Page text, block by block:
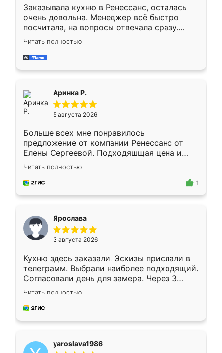
Заказывала кухню в Ренессанс, осталась
очень довольна. Менеджер всё быстро
посчитала, на вопросы отвечала сразу.
Замерщик приехал в субботу, подошёл к
делу со всей ответственностью. Собрали
за день, ребята работали аккуратно, даже
Читать полностью
Аринка Р.
5 августа 2026
Больше всех мне понравилось
предложение от компании Ренессанс от
Елены Сергеевой. Подходяшщая цена и
короткие сроки изготовления. Приехавший
для замера сотрудник Владислав
предложил по моему эскизу самый
Читать полностью
1
Ярослава
3 августа 2026
Кухню здесь заказали. Эскизы прислали в
телеграмм. Выбрали наиболее подходящий.
Согласовали день для замера. Через 3
недели кухня была уже готова. Остались
довольны работой. Спасибо Ренессанс
мебель за качественную работу!
Читать полностью
yaroslava1986